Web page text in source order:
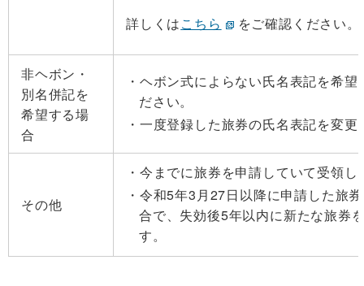
詳しくはこちら をご確認ください。
非ヘボン・
別名併記を
希望する場
合
ヘボン式によらない氏名表記を希
ださい。
一度登録した旅券の氏名表記を変
その他
今までに旅券を申請していて受領
令和5年3月27日以降に申請した旅
合で、失効後5年以内に新たな旅券
す。